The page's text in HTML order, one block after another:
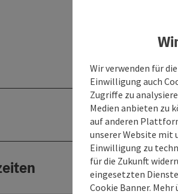
Wir verwenden für
Einwilligung auch
Zugriffe zu
Medien anbieten zu
auf anderen
unserer Website mit
Einwilligung zu
für die Zukunft
eingesetzten
Cookie Banner. Mehr